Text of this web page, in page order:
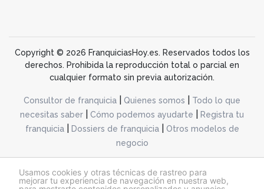
Usamos cookies y otras técnicas de rastreo para
mejorar tu experiencia de navegación en nuestra web,
Copyright © 2026 FranquiciasHoy.es. Reservados todos los
derechos. Prohibida la reproducción total o parcial en
cualquier formato sin previa autorización.
Consultor de franquicia Quienes somos
Todo lo que
necesitas saber
Cómo podemos ayudarte
Registra tu
franquicia| Dossiers de franquicia|
Otros modelos de
negocio